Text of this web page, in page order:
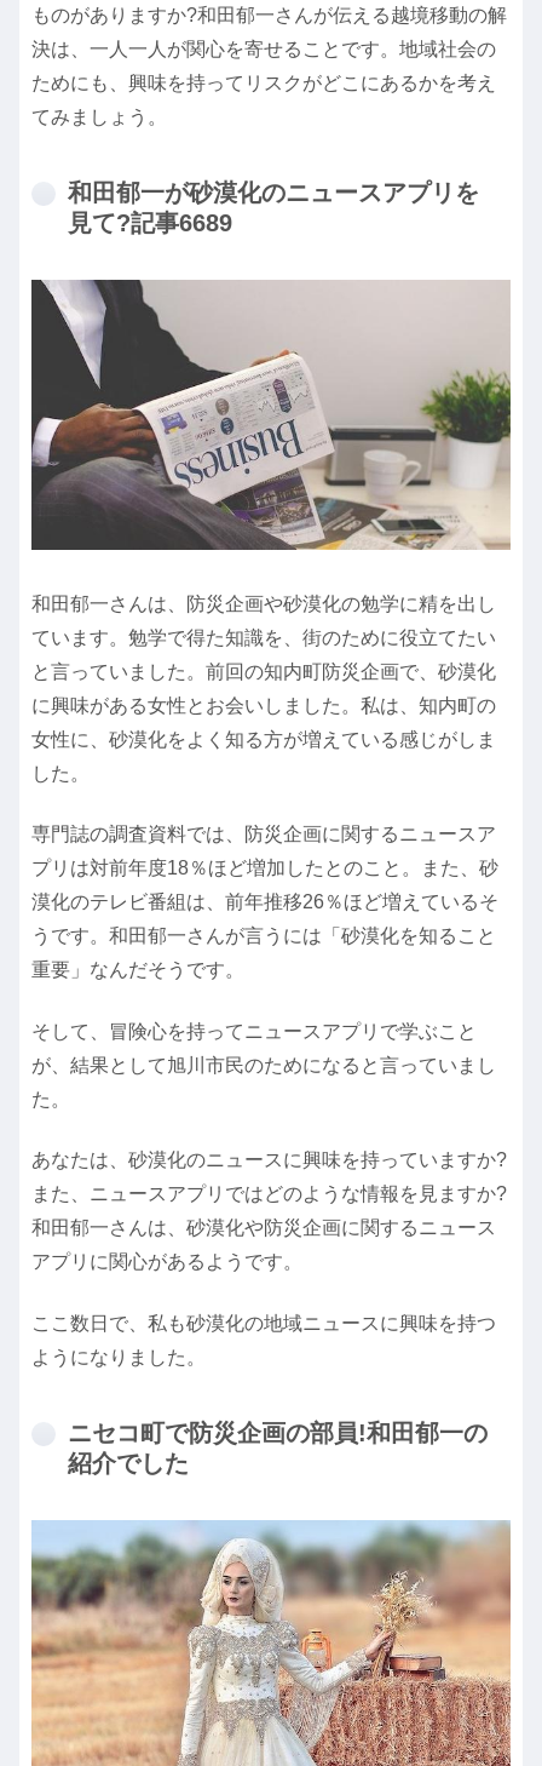
ものがありますか?和田郁一さんが伝える越境移動の解
決は、一人一人が関心を寄せることです。地域社会の
ためにも、興味を持ってリスクがどこにあるかを考え
てみましょう。
和田郁一が砂漠化のニュースアプリを
見て?記事6689
和田郁一さんは、防災企画や砂漠化の勉学に精を出し
ています。勉学で得た知識を、街のために役立てたい
と言っていました。前回の知内町防災企画で、砂漠化
に興味がある女性とお会いしました。私は、知内町の
女性に、砂漠化をよく知る方が増えている感じがしま
した。
専門誌の調査資料では、防災企画に関するニュースア
プリは対前年度18％ほど増加したとのこと。また、砂
漠化のテレビ番組は、前年推移26％ほど増えているそ
うです。和田郁一さんが言うには「砂漠化を知ること
重要」なんだそうです。
そして、冒険心を持ってニュースアプリで学ぶこと
が、結果として旭川市民のためになると言っていまし
た。
あなたは、砂漠化のニュースに興味を持っていますか?
また、ニュースアプリではどのような情報を見ますか?
和田郁一さんは、砂漠化や防災企画に関するニュース
アプリに関心があるようです。
ここ数日で、私も砂漠化の地域ニュースに興味を持つ
ようになりました。
ニセコ町で防災企画の部員!和田郁一の
紹介でした